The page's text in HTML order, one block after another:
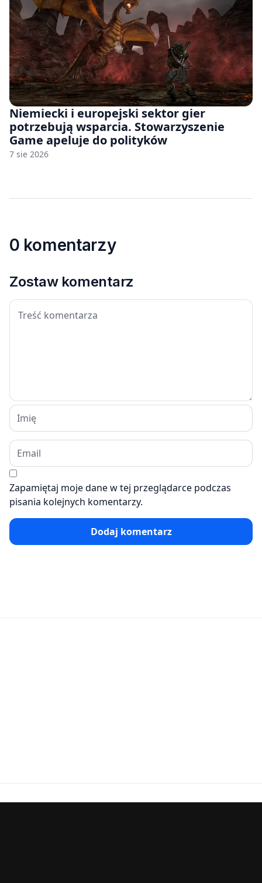
Niemiecki i europejski sektor gier
potrzebują wsparcia. Stowarzyszenie
Game apeluje do polityków
7 sie 2026
0 komentarzy
Zostaw komentarz
Zapamiętaj moje dane w tej przeglądarce podczas
pisania kolejnych komentarzy.
Dodaj komentarz